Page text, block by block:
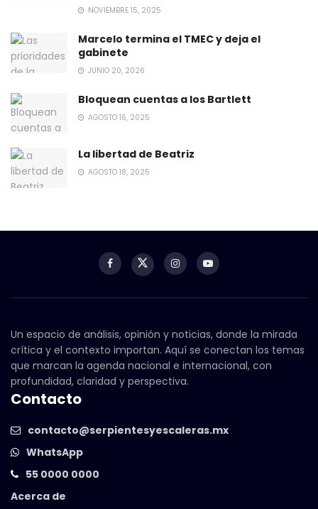
NOVIEMBRE 15, 2025
Marcelo termina el TMEC y deja el
gabinete
JUNIO 20, 2026
Bloquean cuentas a los Bartlett
AGOSTO 16, 2025
La libertad de Beatriz
AGOSTO 18, 2025
Un espacio de análisis, opinión y noticias, donde la mirada
crítica y el contexto importan. Aquí se conectan los temas
que marcan la agenda nacional e internacional, con
profundidad, claridad y perspectiva.
Contacto
contacto@serpientesyescaleras.mx
WhatsApp
55 0000 0000
Acerca de